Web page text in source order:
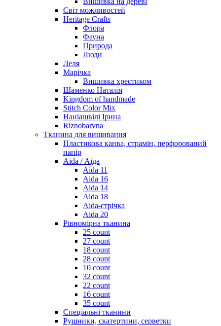
Світ можливостей
Heritage Crafts
Флора
Фауна
Природа
Люди
Леля
Марічка
Вишивка хрестиком
Шаменко Наталія
Kingdom of handmade
Stitch Color Mix
Наніашвілі Ірина
Riznobarvna
Тканина для вишивання
Пластикова канва, страмін, перфорований
папір
Aida / Аіда
Aida 11
Aida 16
Aida 14
Aida 18
Aida-стрічка
Aida 20
Рівномірна тканина
25 count
27 count
18 count
28 count
10 count
32 count
22 count
16 count
35 count
Спеціальні тканини
Рушники, скатертини, серветки